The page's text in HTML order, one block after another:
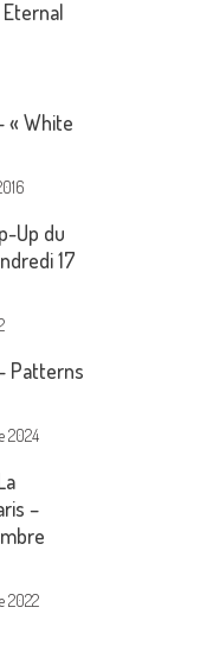
Eternal
« White
Up du
17
Patterns
2024
–
2022